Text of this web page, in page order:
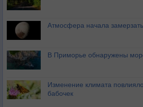
Атмосфера начала замерзать
В Приморье обнаружены
Изменение климата
бабочек